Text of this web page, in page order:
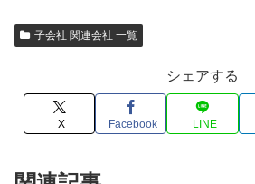
子会社 関連会社 一覧
シェアする
X Facebook LINE